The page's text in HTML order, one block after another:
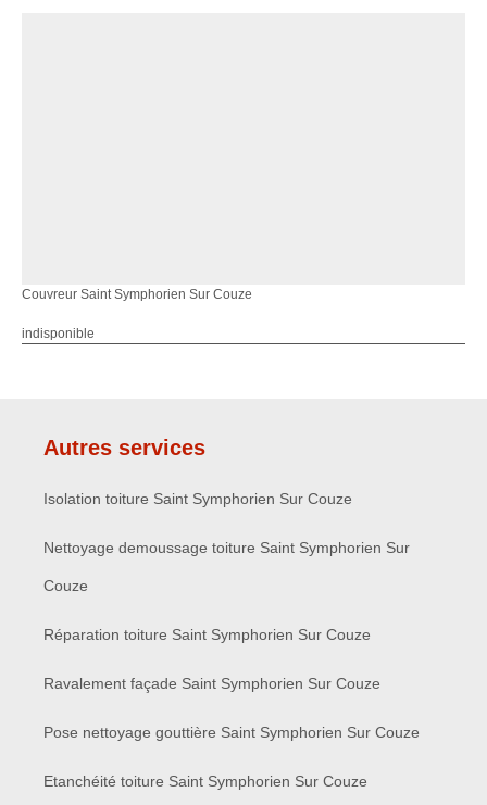
Couvreur Saint Symphorien Sur Couze
indisponible
Autres services
Isolation toiture Saint Symphorien Sur Couze
Nettoyage demoussage toiture Saint Symphorien Sur
Couze
Réparation toiture Saint Symphorien Sur Couze
Ravalement façade Saint Symphorien Sur Couze
Pose nettoyage gouttière Saint Symphorien Sur Couze
Etanchéité toiture Saint Symphorien Sur Couze